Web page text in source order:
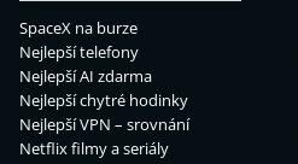
SpaceX na burze
Nejlepší telefony
Nejlepší AI zdarma
Nejlepší chytré hodinky
Nejlepší VPN – srovnání
Netflix filmy a seriály